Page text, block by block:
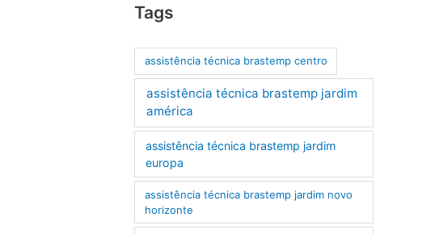
Tags
assistência técnica brastemp centro
assistência técnica brastemp jardim
américa
assistência técnica brastemp jardim
europa
assistência técnica brastemp jardim novo
horizonte